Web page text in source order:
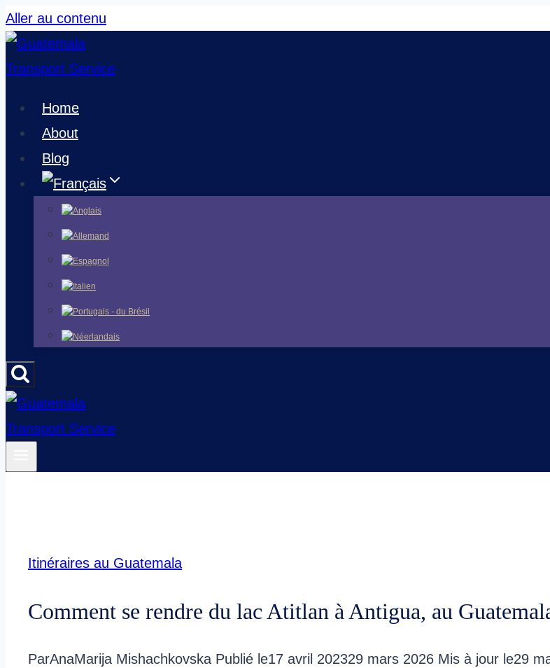
Aller au contenu
Home
About
Blog
Itinéraires au Guatemala
Comment se rendre du lac Atitlan à Antigua, au
ParAnaMarija Mishachkovska Publié le17 avril 202329 mars 2026 Mis à jour le29